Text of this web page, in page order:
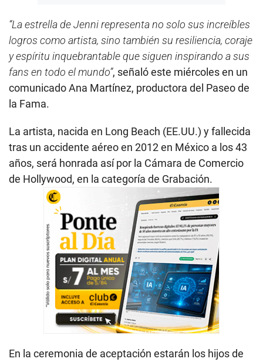
“La estrella de Jenni representa no solo sus increíbles
logros como artista, sino también su resiliencia, coraje
y espíritu inquebrantable que siguen inspirando a sus
fans en todo el mundo”, señaló este miércoles en un
comunicado Ana Martínez, productora del Paseo de
la Fama.
La artista, nacida en Long Beach (EE.UU.) y fallecida
tras un accidente aéreo en 2012 en México a los 43
años, será honrada así por la Cámara de Comercio
de Hollywood, en la categoría de Grabación.
En la ceremonia de aceptación estarán los hijos de